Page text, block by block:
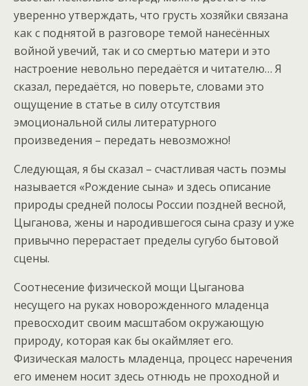
уверенно утверждать, что грусть хозяйки связана
как с поднятой в разговоре темой нанесённых
войной увечий, так и со смертью матери и это
настроение невольно передаётся и читателю… Я
сказал, передаётся, но поверьте, словами это
ощущение в статье в силу отсутствия
эмоциональной силы литературного
произведения – передать невозможно!
Следующая, я бы сказал – счастливая часть поэмы
называется «Рождение сына» и здесь описание
природы средней полосы России поздней весной,
Цыганова, жены и народившегося сына сразу и уже
привычно перерастает пределы сугубо бытовой
сцены.
Соотнесение физической мощи Цыганова
несущего на руках новорожденного младенца
превосходит своим масштабом окружающую
природу, которая как бы окаймляет его.
Физическая малость младенца, процесс наречения
его именем носит здесь отнюдь не проходной и